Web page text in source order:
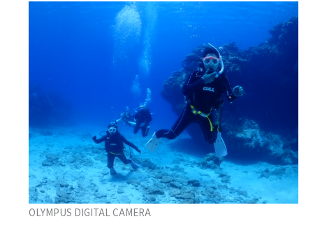
OLYMPUS DIGITAL CAMERA